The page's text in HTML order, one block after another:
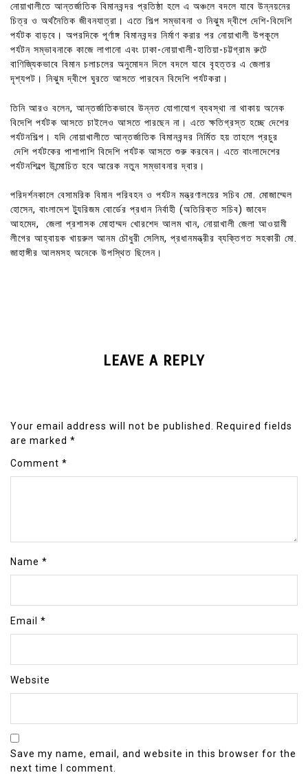
নোয়াখালীতে আন্তর্জাতিক বিমানবন্দর প্রতিষ্ঠা হলে এ অঞ্চলে বদলে যাবে উন্নয়নের
চিত্র ও অর্থনৈতিক জীবনযাত্রা। এতে শিল্প সম্ভাবনা ও নিঝুম দ্বীপে দেশি-বিদেশি
পর্যটক বাড়বে। অপরদিকে পূর্ণাঙ্গ বিমানবন্দর নির্মাণ করার পর নোয়াখালী উপকূলে
পর্যটন সম্ভাবনাকে কাজে লাগানো এবং ঢাকা-নোয়াখালী-হাতিয়া-চট্টগ্রাম রুটে
বাণিজ্যিকভাবে বিমান চলাচলের অনুমোদন দিলে বদলে যাবে বৃহত্তর এ জেলার
দৃশ্যপট। নিঝুম দ্বীপে ঘুরতে আসতে পারবেন বিদেশি পর্যটকরা।
তিনি আরও বলেন, আন্তর্জাতিকভাবে উন্নত যোগাযোগ ব্যবস্থা না থাকায় অনেক
বিদেশি পর্যটক আসতে চাইলেও আসতে পারছেন না। এতে ক্ষতিগ্রস্ত হচ্ছে দেশের
পর্যটনশিল্প। যদি নোয়াখালীতে আন্তর্জাতিক বিমানবন্দর নির্মিত হয় তাহলে প্রচুর
দেশি পর্যটকের পাশাপাশি বিদেশি পর্যটক আসতে শুরু করবেন। এতে বাংলাদেশের
পর্যটনশিল্পে উন্মোচিত হবে আরেক নতুন সম্ভাবনার দ্বার।
পরিদর্শনকালে বেসামরিক বিমান পরিবহন ও পর্যটন মন্ত্রণালয়ের সচিব মো. মোজাম্মেল
হোসেন, বাংলাদেশ ট্যুরিজম বোর্ডের প্রধান নির্বাহী (অতিরিক্ত সচিব) জাবেদ
আহমেদ, জেলা প্রশাসক মোহাম্মদ খোরশেদ আলম খান, নোয়াখালী জেলা আওয়ামী
লীগের আহ্বায়ক খায়রুল আনম চৌধুরী সেলিম, প্রধানমন্ত্রীর ব্যক্তিগত সহকারী মো.
জাহাঙ্গীর আলমসহ অনেকে উপস্থিত ছিলেন।
LEAVE A REPLY
Your email address will not be published.
Required fields
are marked *
Comment *
Name *
Email *
Website
Save my name, email, and website in this browser for the
next time I comment.